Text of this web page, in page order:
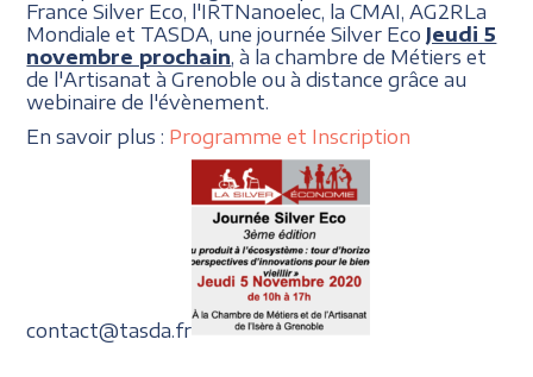
France Silver Eco, l'IRTNanoelec, la CMAI, AG2RLa
Mondiale et TASDA, une journée Silver Eco Jeudi 5
novembre prochain , à la chambre de Métiers et
de l'Artisanat à Grenoble ou à distance grâce au
webinaire de l'évènement.
En savoir plus : Programme et Inscription
contact@tasda.fr